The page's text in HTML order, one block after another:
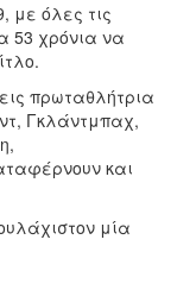
με όλες τις
53 χρόνια να
πρωταθλήτρια
Γκλάντμπαχ,
και
μία